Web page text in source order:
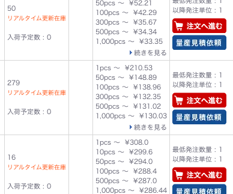
50
リアルタイム更新在庫
入荷予定数 : 0
50pcs ～ ¥52.21
100pcs ～ ¥42.29
300pcs ～ ¥35.67
500pcs ～ ¥34.34
1,000pcs ～ ¥33.35
続きを見る
以降発注単位 : 1
279
リアルタイム更新在庫
入荷予定数 : 0
1pcs ～ ¥210.53
50pcs ～ ¥148.89
100pcs ～ ¥138.96
300pcs ～ ¥132.35
500pcs ～ ¥131.02
1,000pcs ～ ¥130.03
続きを見る
最低発注数量 : 1
以降発注単位 : 1
16
リアルタイム更新在庫
入荷予定数 : 0
1pcs ～ ¥308.0
10pcs ～ ¥299.6
50pcs ～ ¥294.0
100pcs ～ ¥288.4
500pcs ～ ¥287.0
1,000pcs ～ ¥286.44
最低発注数量 : 1
以降発注単位 : 1